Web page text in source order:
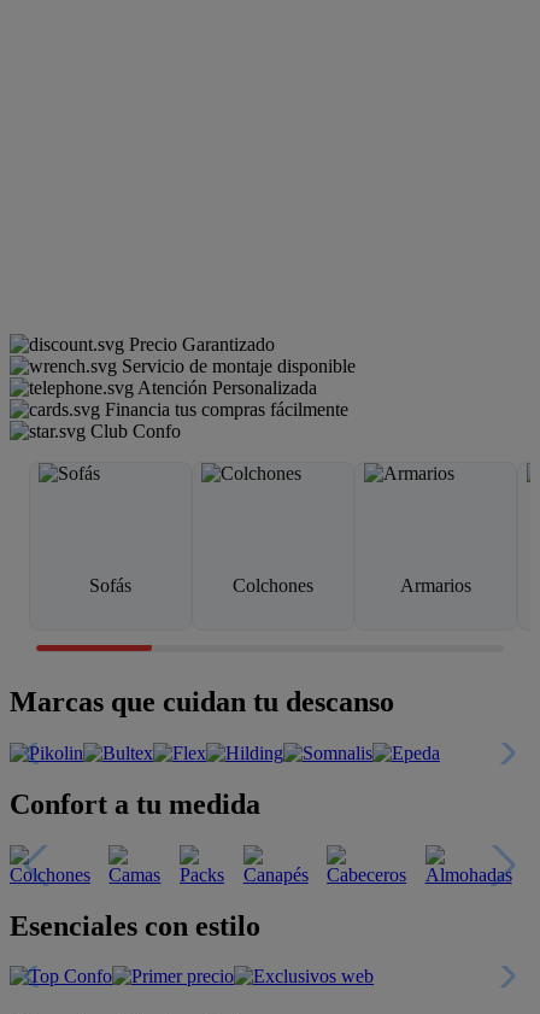
Precio Garantizado
Servicio de montaje disponible
Atención Personalizada
Financia tus compras fácilmente
Club Confo
Sofás Colchones Armarios
Marcas que cuidan tu descanso
Confort a tu medida
Esenciales con estilo